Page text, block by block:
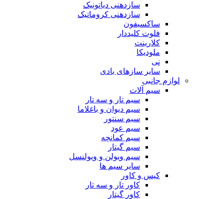
سازدهنی دیاتونیک
سازدهنی کروماتیک
ساکسیفون
فلوت کلیددار
کلارینت
ملودیکا
نی
سایر سازهای بادی
لوازم جانبی
سیم آلات
سیم تار و سه تار
سیم دیوان و باغلاما
سیم سنتور
سیم عود
سیم کمانچه
سیم گیتار
سیم ویولن و ویولنسل
سایر سیم ها
کیس و کاور
کاور تار و سه تار
کاور گیتار